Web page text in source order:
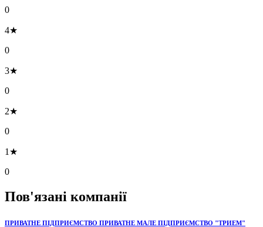
0
4★
0
3★
0
2★
0
1★
0
Пов'язані компанії
ПРИВАТНЕ ПІДПРИЄМСТВО ПРИВАТНЕ МАЛЕ ПІДПРИЄМСТВО "ТРИЕМ"